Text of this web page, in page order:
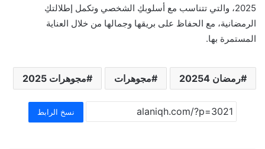
2025، والتي تتناسب مع أسلوبكِ الشخصي وتكمل إطلالتكِ
الرمضانية، مع الحفاظ على بريقها وجمالها من خلال العناية
المستمرة بها.
رمضان 20254 مجوهرات مجوهرات 2025
نسخ الرابط